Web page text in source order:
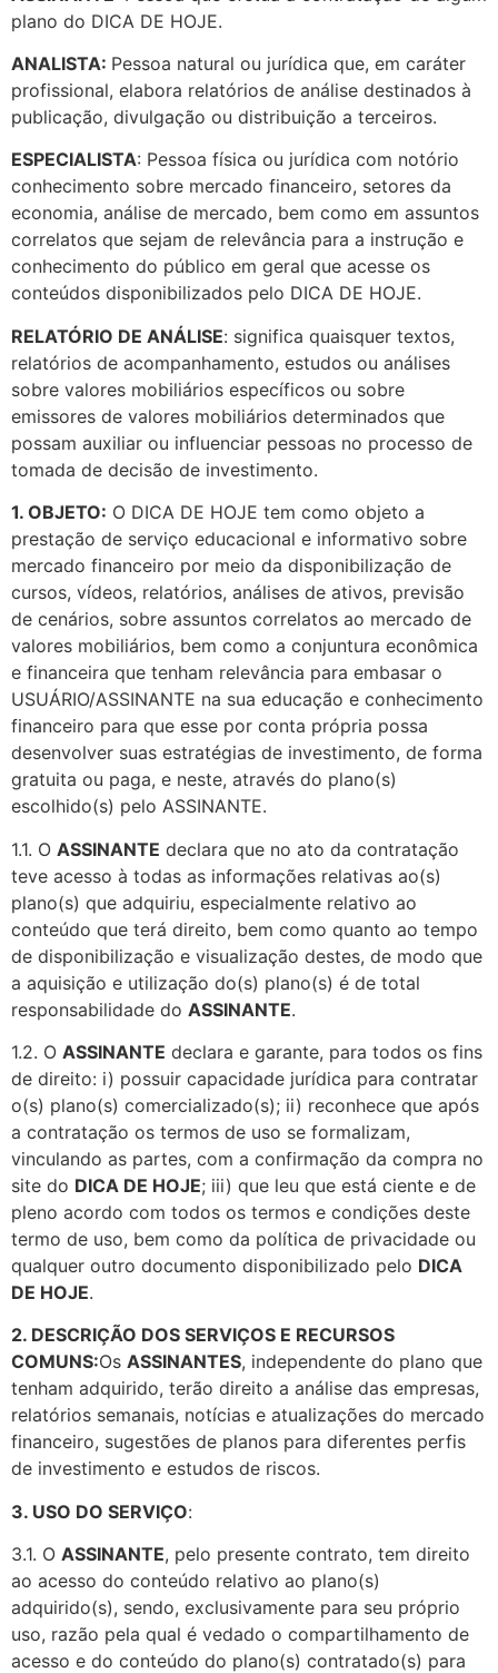
plano do DICA DE HOJE.
ANALISTA: Pessoa natural ou jurídica que, em caráter
profissional, elabora relatórios de análise destinados à
publicação, divulgação ou distribuição a terceiros.
ESPECIALISTA: Pessoa física ou jurídica com notório
conhecimento sobre mercado financeiro, setores da
economia, análise de mercado, bem como em assuntos
correlatos que sejam de relevância para a instrução e
conhecimento do público em geral que acesse os
conteúdos disponibilizados pelo DICA DE HOJE.
RELATÓRIO DE ANÁLISE: significa quaisquer textos,
relatórios de acompanhamento, estudos ou análises
sobre valores mobiliários específicos ou sobre
emissores de valores mobiliários determinados que
possam auxiliar ou influenciar pessoas no processo de
tomada de decisão de investimento.
1. OBJETO: O DICA DE HOJE tem como objeto a
prestação de serviço educacional e informativo sobre
mercado financeiro por meio da disponibilização de
cursos, vídeos, relatórios, análises de ativos, previsão
de cenários, sobre assuntos correlatos ao mercado de
valores mobiliários, bem como a conjuntura econômica
e financeira que tenham relevância para embasar o
USUÁRIO/ASSINANTE na sua educação e conhecimento
financeiro para que esse por conta própria possa
desenvolver suas estratégias de investimento, de forma
gratuita ou paga, e neste, através do plano(s)
escolhido(s) pelo ASSINANTE.
1.1. O ASSINANTE declara que no ato da contratação
teve acesso à todas as informações relativas ao(s)
plano(s) que adquiriu, especialmente relativo ao
conteúdo que terá direito, bem como quanto ao tempo
de disponibilização e visualização destes, de modo que
a aquisição e utilização do(s) plano(s) é de total
responsabilidade do ASSINANTE.
1.2. O ASSINANTE declara e garante, para todos os fins
de direito: i) possuir capacidade jurídica para contratar
o(s) plano(s) comercializado(s); ii) reconhece que após
a contratação os termos de uso se formalizam,
vinculando as partes, com a confirmação da compra no
site do DICA DE HOJE; iii) que leu que está ciente e de
pleno acordo com todos os termos e condições deste
termo de uso, bem como da política de privacidade ou
qualquer outro documento disponibilizado pelo DICA
DE HOJE.
2. DESCRIÇÃO DOS SERVIÇOS E RECURSOS
COMUNS:Os ASSINANTES, independente do plano que
tenham adquirido, terão direito a análise das empresas,
relatórios semanais, notícias e atualizações do mercado
financeiro, sugestões de planos para diferentes perfis
de investimento e estudos de riscos.
3. USO DO SERVIÇO:
3.1. O ASSINANTE, pelo presente contrato, tem direito
ao acesso do conteúdo relativo ao plano(s)
adquirido(s), sendo, exclusivamente para seu próprio
uso, razão pela qual é vedado o compartilhamento de
acesso e do conteúdo do plano(s) contratado(s) para